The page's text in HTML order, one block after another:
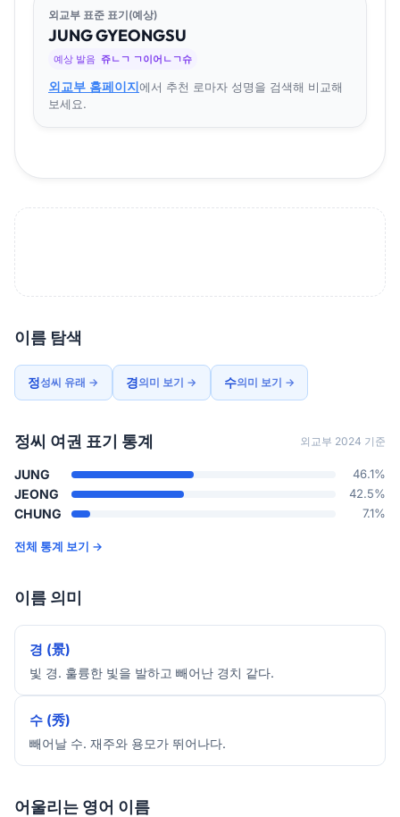
외교부 표준 표기(예상)
JUNGGYEONGSU
예상 발음 쥬ㄴㄱ ㄱ이어ㄴㄱ슈
외교부 홈페이지에서 추천 로마자 성명을 검색해 비교해
보세요.
이름 탐색
정성씨 유래 → 경의미 보기 → 수의미 보기 →
정씨 여권 표기 통계 외교부 2024 기준
JUNG 46.1%
JEONG 42.5%
CHUNG 7.1%
전체 통계 보기 →
이름 의미
경 (景)
빛 경. 훌륭한 빛을 발하고 빼어난 경치 같다.
수 (秀)
빼어날 수. 재주와 용모가 뛰어나다.
어울리는 영어 이름